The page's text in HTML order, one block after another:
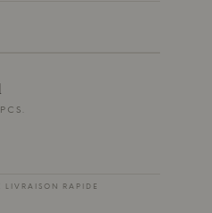
LIVRAISON RAPIDE